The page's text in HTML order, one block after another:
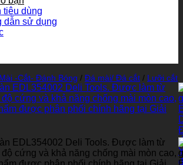
tiêu dùng
dẫn sử dụng
-Cắt- Đánh Bóng / Đá mài/ Đá cắt / Lưỡi cắt